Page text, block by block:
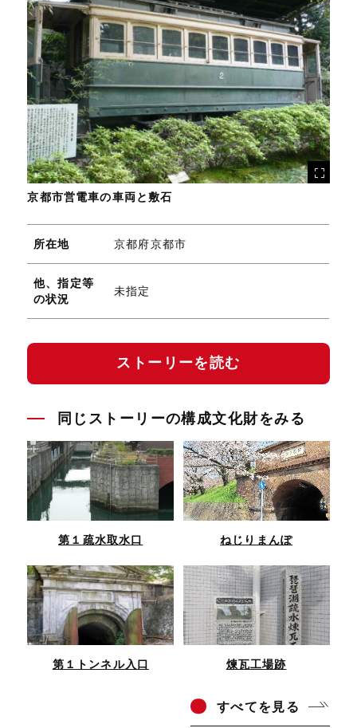
京都市営電車の車両と敷石
所在地 京都府京都市
他、指定等
の状況
未指定
ストーリーを読む
同じストーリーの構成文化財をみる
第１疏水取水口 ねじりまんぽ
第１トンネル入口 煉瓦工場跡
すべてを見る